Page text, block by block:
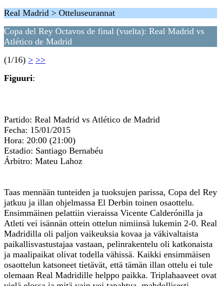
Real Madrid > Otteluseurannat
Copa del Rey Octavos de final (vuelta): Real Madrid vs
Atlético de Madrid
(1/16) > >>
Figuuri:
Partido: Real Madrid vs Atlético de Madrid
Fecha: 15/01/2015
Hora: 20:00 (21:00)
Estadio: Santiago Bernabéu
Árbitro: Mateu Lahoz
Taas mennään tunteiden ja tuoksujen parissa, Copa del Rey
jatkuu ja illan ohjelmassa El Derbin toinen osaottelu.
Ensimmäinen pelattiin vieraissa Vicente Calderónilla ja
Atleti vei isännän ottein ottelun nimiinsä lukemin 2-0. Real
Madridilla oli paljon vaikeuksia kovaa ja väkivaltaista
paikallisvastustajaa vastaan, pelinrakentelu oli katkonaista
ja maalipaikat olivat todella vähissä. Kaikki ensimmäisen
osaottelun katsoneet tietävät, että tämän illan ottelu ei tule
olemaan Real Madridille helppo paikka. Triplahaaveet ovat